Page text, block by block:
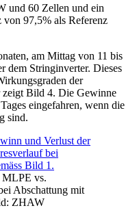
und 60 Zellen und ein
97,5% als Referenz
am Mittag von 11 bis
dem Stringinverter. Dieses
der
zeigt Bild 4. Die Gewinne
eingefahren, wenn die
sind.
MLPE vs.
Abschattung mit
ZHAW